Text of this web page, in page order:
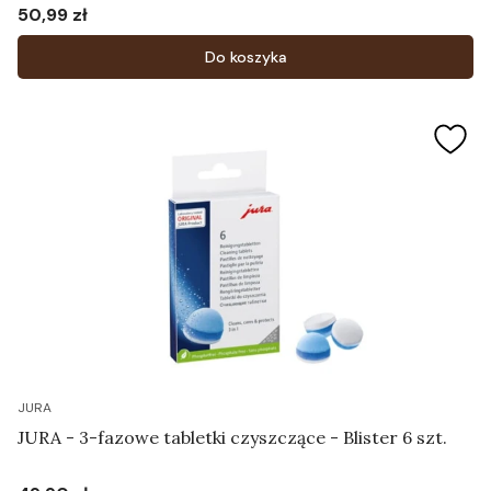
Cena
50,99 zł
Do koszyka
JURA
JURA - 3-fazowe tabletki czyszczące - Blister 6 szt.